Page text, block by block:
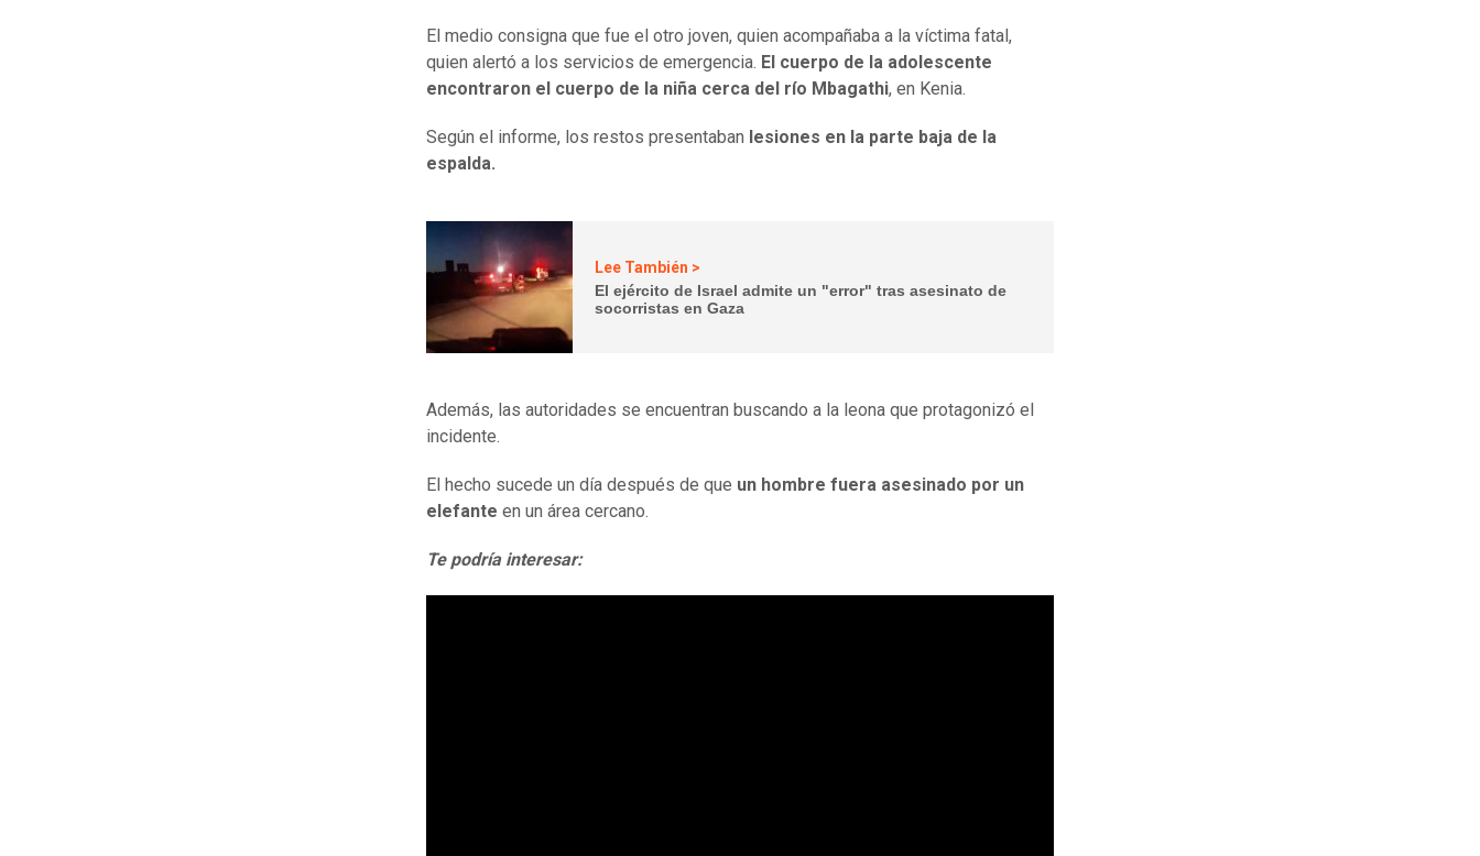
El medio consigna que fue el otro joven, quien acompañaba a la víctima fatal,
quien alertó a los servicios de emergencia. El cuerpo de la adolescente
encontraron el cuerpo de la niña cerca del río Mbagathi, en Kenia.
Según el informe, los restos presentaban lesiones en la parte baja de la
espalda.
Lee También >
El ejército de Israel admite un "error" tras asesinato de
socorristas en Gaza
Además, las autoridades se encuentran buscando a la leona que protagonizó el
incidente.
El hecho sucede un día después de que un hombre fuera asesinado por un
elefante en un área cercano.
Te podría interesar: